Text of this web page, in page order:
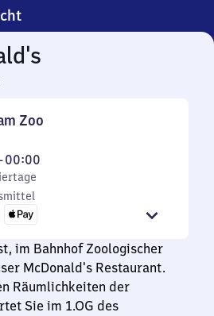
Zoo
00:00
im Bahnhof Zoologischer
McDonald's Restaurant.
Räumlichkeiten der
Sie im 1.OG des